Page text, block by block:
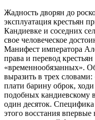
Жадность дворян до
эксплуатация крестьян
Кандиевке и соседних
свое человеческое
Манифест императора
права и перевод
«временнообязанных».
выразить в трех
плати барину оброк,
подобных кандиевскому
один десяток.
этого восстания